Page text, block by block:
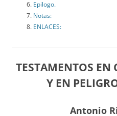
Epilogo.
Notas:
ENLACES:
TESTAMENTOS EN
Y EN
Antonio